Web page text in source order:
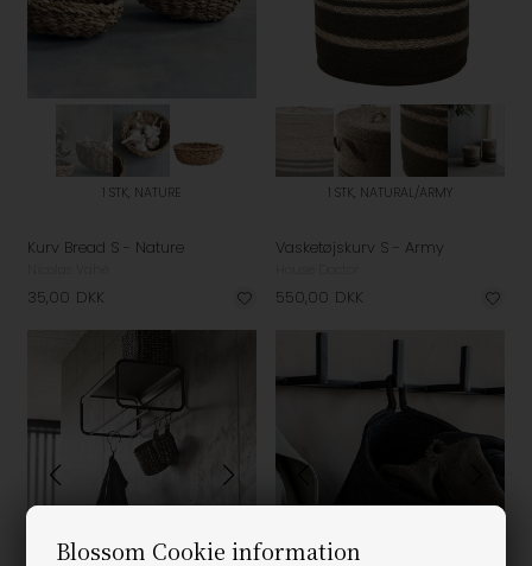
Blossom Cookie information
1 STK, NATURE
Kurv Bread S - Nature
35,00 DKK
1 STK, NATURAL/ARMY
Vasketøjskurv S - Army
550,00 DKK